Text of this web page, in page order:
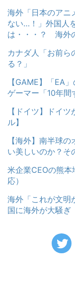
海外「日本のアニ
ない…！」外国人
は・・・？ 海外
カナダ人「お前ら
る？」
【GAME】「EA
ゲーマー「10年間
【ドイツ】ドイ
ル】
【海外】南半球
い美しいのか？そ
米企業CEOの熊
応）
海外「これが文明
国に海外が大騒ぎ